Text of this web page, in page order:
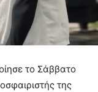
το Σάββατο
της